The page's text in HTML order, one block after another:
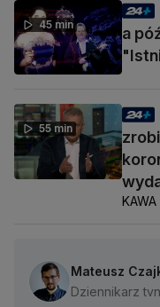
45 min
a
55 min
Mateusz
Dziennikarz